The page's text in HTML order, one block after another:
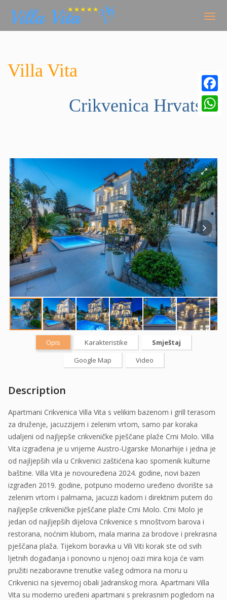
Villa Vita
Crikvenica Hrvatska
Opis Karakteristike
Smještaj
Google Map
Video
Description
Apartmani Crikvenica Villa Vita s velikim bazenom i grill terasom
za druženje, jacuzzijem i zelenim vrtom, samo par koraka
udaljeni od najljepše crikveničke pješčane plaže Crni Molo. Villa
Vita izgrađena je u vrijeme Austro-Ugarske Monarhije i jedna je
od najljepših vila u Crikvenici zaštićena kao spomenik kulturne
baštine. Villa Vita je novouređena 2024. godine, novi bazen
izgrađen 2019. godine, potpuno moderno uređeno dvorište sa
zelenim vrtom i palmama, jacuzzi kadom i direktnim putem do
najljepše crikveničke pješčane plaže Crni Molo. Crni Molo je
jedan od najljepših dijelova Crikvenice s mnoštvom barova i
restorana, noćnim klubom, mala marina za brodove i prekrasna
pješčana plaža. Tijekom boravka u Vili Viti korak ste od svih
ljetnih događanja i ponovno u njenoj oazi mira koja će vam
pružiti nezaboravne trenutke vašeg odmora na moru u
Crikvenici na sjevernoj obali Jadranskog mora. Apartmani Villa
Vita su moderno uređeni apartmani s prekrasnim pogledom na